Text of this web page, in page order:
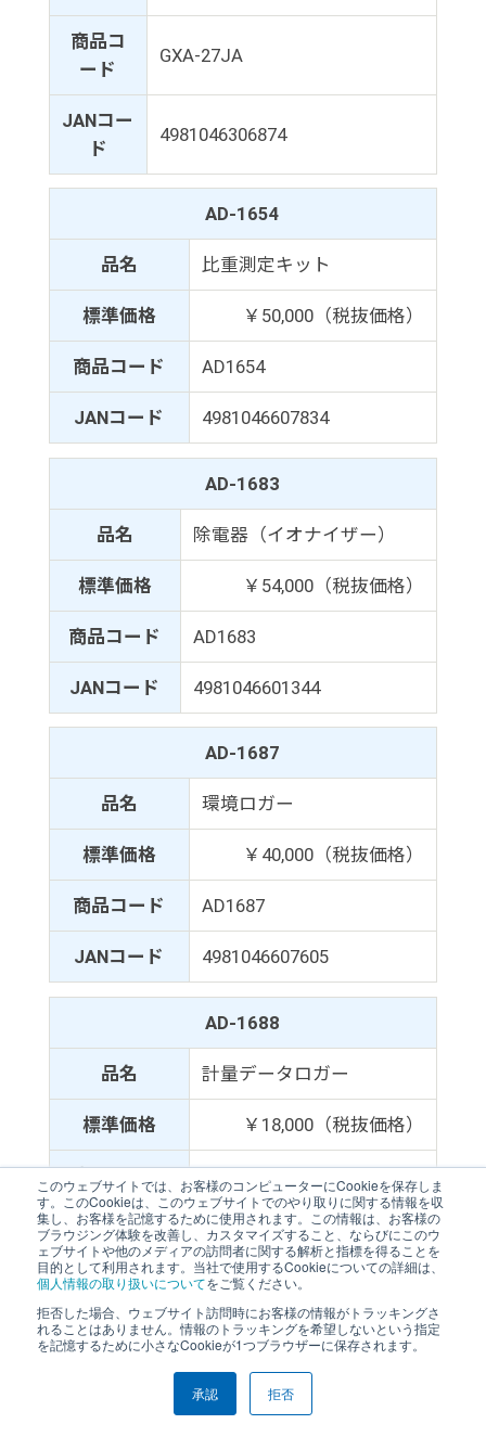
このウェブサイトでは、お客様のコンピューターにCookieを保存しま
す。このCookieは、このウェブサイトでのやり取りに関する情報を収
集し、お客様を記憶するために使用されます。この情報は、お客様の
ブラウジング体験を改善し、カスタマイズすること、ならびにこのウ
ェブサイトや他のメディアの訪問者に関する解析と指標を得ることを
目的として利用されます。当社で使用するCookieについての詳細は、
個人情報の取り扱いについてをご覧ください。
拒否した場合、ウェブサイト訪問時にお客様の情報がトラッキングさ
れることはありません。情報のトラッキングを希望しないという指定
を記憶するために小さなCookieが1つブラウザーに保存されます。
承認 拒否
商品コ
ード
GXA-27JA
JANコー
ド
4981046306874
AD-1654
品名 比重測定キット
標準価格 ￥50,000（税抜価格）
商品コード AD1654
JANコード 4981046607834
AD-1683
品名 除電器（イオナイザー）
標準価格 ￥54,000（税抜価格）
商品コード AD1683
JANコード 4981046601344
AD-1687
品名 環境ロガー
標準価格 ￥40,000（税抜価格）
商品コード AD1687
JANコード 4981046607605
AD-1688
品名 計量データロガー
標準価格 ￥18,000（税抜価格）
商品コード AD1688
JANコード 4981046604437
AD-1689
品名
分銅操作専用ピンセット（1～
500gの分銅に対応）